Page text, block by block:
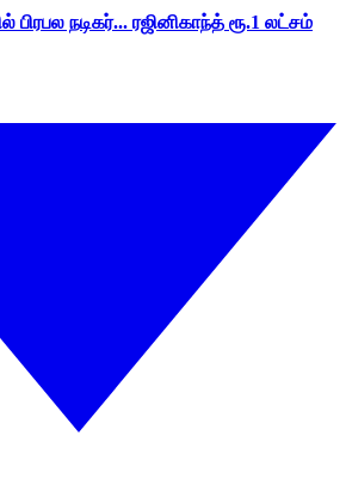
நடிகர்... ரஜினிகாந்த் ரூ.1 லட்சம்